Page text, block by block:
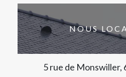
NOUS
5 rue de Monswiller,